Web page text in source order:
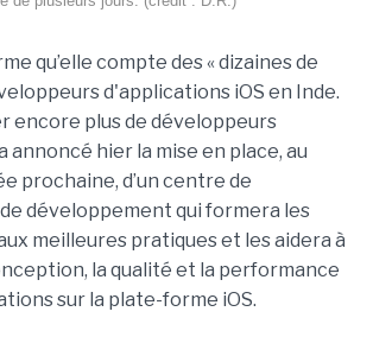
qu’elle compte des « dizaines de
d'applications iOS en Inde.
encore plus de développeurs
annoncé hier la mise en place, au
prochaine, d’un centre de
développement qui formera les
meilleures pratiques et les aidera à
la qualité et la performance
sur la plate-forme iOS.